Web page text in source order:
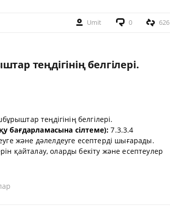
Umit 0 626
теңдігінің белгілері.
теңдігінің белгілері.
бағдарламасына сілтеме): 7.3.3.4
және дәлелдеуге есептерді шығарады.
қайталау, оларды бекіту және есептеулер